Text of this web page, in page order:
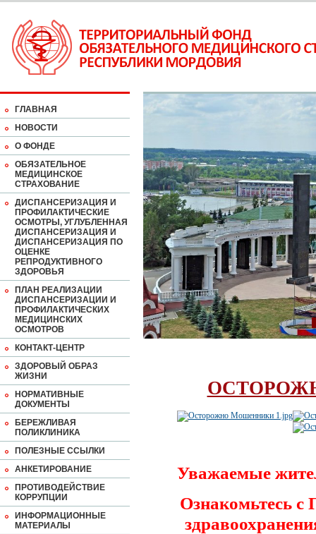
ГЛАВНАЯ
НОВОСТИ
О ФОНДЕ
ОБЯЗАТЕЛЬНОЕ
МЕДИЦИНСКОЕ
СТРАХОВАНИЕ
ДИСПАНСЕРИЗАЦИЯ И
ПРОФИЛАКТИЧЕСКИЕ
ОСМОТРЫ, УГЛУБЛЕННАЯ
ДИСПАНСЕРИЗАЦИЯ И
ДИСПАНСЕРИЗАЦИЯ ПО
ОЦЕНКЕ
РЕПРОДУКТИВНОГО
ЗДОРОВЬЯ
ПЛАН РЕАЛИЗАЦИИ
ДИСПАНСЕРИЗАЦИИ И
ПРОФИЛАКТИЧЕСКИХ
МЕДИЦИНСКИХ
ОСМОТРОВ
КОНТАКТ-ЦЕНТР
ЗДОРОВЫЙ ОБРАЗ
ЖИЗНИ
НОРМАТИВНЫЕ
ДОКУМЕНТЫ
БЕРЕЖЛИВАЯ
ПОЛИКЛИНИКА
ПОЛЕЗНЫЕ ССЫЛКИ
АНКЕТИРОВАНИЕ
ПРОТИВОДЕЙСТВИЕ
КОРРУПЦИИ
ИНФОРМАЦИОННЫЕ
МАТЕРИАЛЫ
Уважаемые
Ознакомьтесь